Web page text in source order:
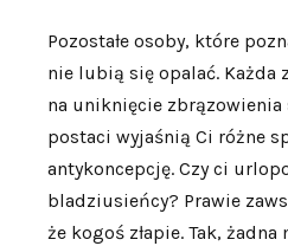
Pozostałe osoby, które
nie lubią się opalać. Każda
na uniknięcie zbrązowienia
postaci wyjaśnią Ci różne
antykoncepcję. Czy ci
bladziusieńcy? Prawie
że kogoś złapie. Tak,